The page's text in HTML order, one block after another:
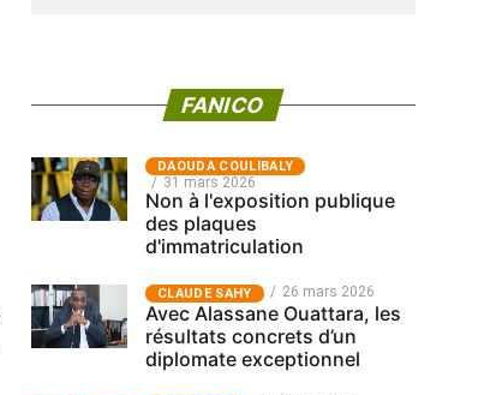
FANICO
‎DAOUDA COULIBALY
31 mars 2026
Non à l'exposition publique
des plaques
d'immatriculation
CLAUDE SAHY 26 mars 2026
Avec Alassane Ouattara, les
résultats concrets d’un
diplomate exceptionnel